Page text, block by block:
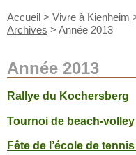
Accueil > Vivre à Kienheim
Archives > Année 2013
Année 2013
Rallye du Kochersberg
Tournoi de beach-
Fête de l’école de